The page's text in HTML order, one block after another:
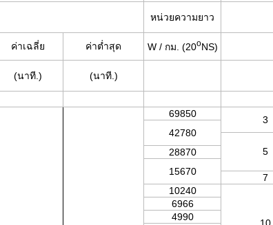
หน่วยความยาว
ค่าเฉลี่ย ค่าต่ำสุด W / กม. ​​(20oNS)
(นาที.) (นาที.)
69850
3
42780
5
28870
15670
7
10240
6966
4990